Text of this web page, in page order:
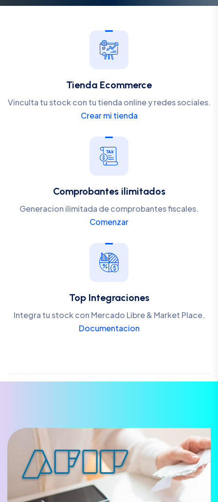
Tienda Ecommerce
Vinculta tu stock con tu tienda online y redes sociales.
Crear mi tienda
Comprobantes ilimitados
Generacion ilimitada de comprobantes fiscales.
Comenzar
Top Integraciones
Integra tu stock con Mercado Libre & Market Place.
Documentacion